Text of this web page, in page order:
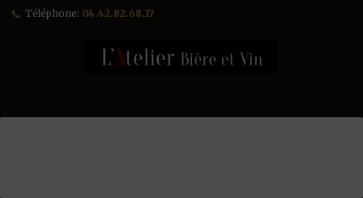
Téléphone: 04.42.82.68.17